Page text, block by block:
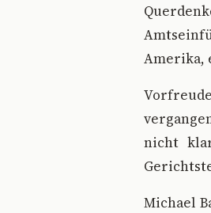
Amerika,
nicht
Michael